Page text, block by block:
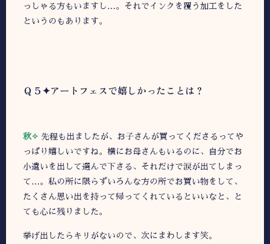
っしゃる方もいますし…。それでインクを覆う加工をした
というのもあります。
Ｑ５✦アートフェスで嬉しかったことは？
秋✧ 先程も出ましたが、お子さんが買ってくださるってや
っぱり嬉しいですね。横にお母さんもいるのに、自分でお
小遣いを出して選んで下さる、それだけで涙が出てしまっ
て…。私の所に限らずいろんな方の所でお買い物をして、
たくさん思い出を持って帰ってくれているといいなと、と
ても心に残りました。
挙げ出したらキリがないので、次にまわします笑。